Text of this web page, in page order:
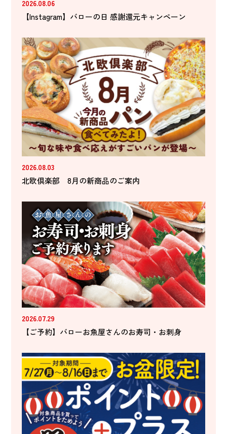
2026.08.06
【Instagram】バローの日 感謝還元キャンペーン
2026.08.03
北欧倶楽部 8月の新商品のご案内
2026.07.29
【ご予約】バローお魚屋さんのお寿司・お刺身